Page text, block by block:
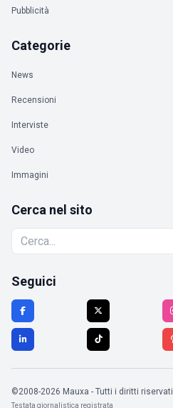
Pubblicità
Categorie
News
Recensioni
Interviste
Video
Immagini
Cerca nel sito
Seguici
©2008-2026 Mauxa - Tutti i diritti riservati
Testata giornalistica registrata